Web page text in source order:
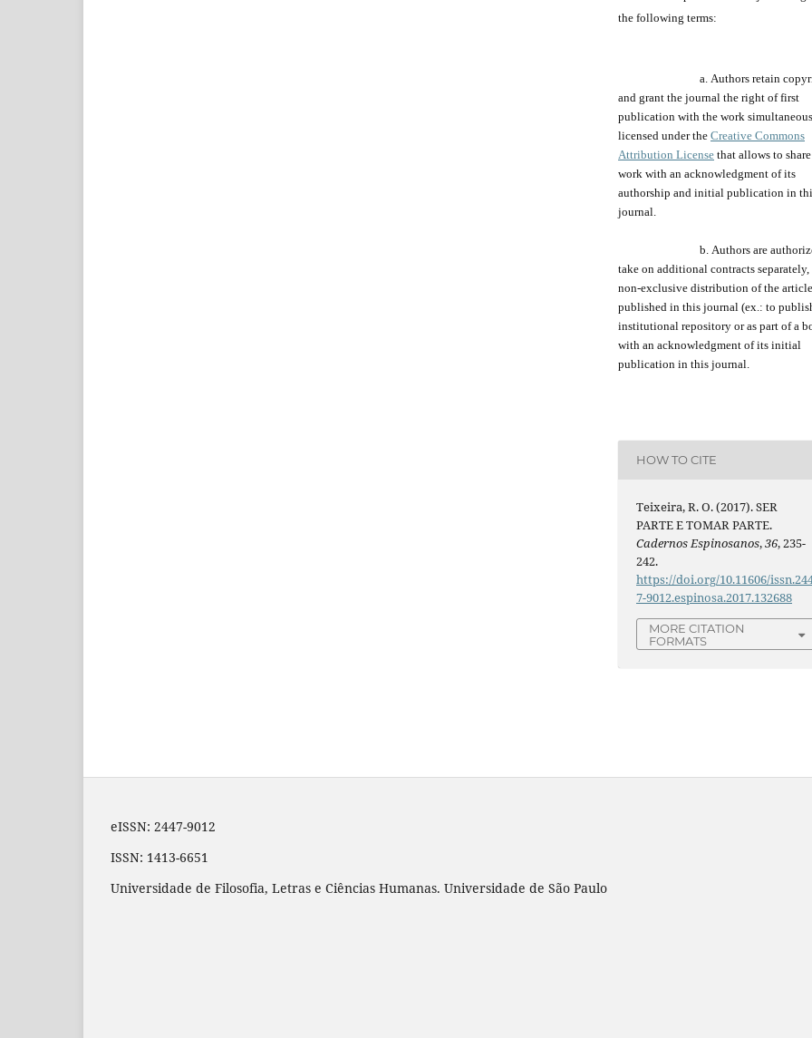
the following terms:
a. Authors retain
and grant the journal the right of first
publication with the work
licensed under the Creative Commons
Attribution License that allows to
work with an acknowledgment of its
authorship and initial publication in
journal.
b. Authors are a
take on additional contracts separately,
non-exclusive distribution of the article
published in this journal (ex.: to
institutional repository or as part ofa
with an acknowledgment of its initial
publication in this journal.
HOW TO CITE
Teixeira, R. O. (2017). SER
PARTE E TOMAR PARTE.
Cadernos Espinosanos,36, 235-
242.
https://doi.org/10.11606/
7-9012.espinosa.2017.132688
MORE CITATION
FORMATS
eISSN: 2447-9012
ISSN: 1413-6651
Universidade de Filosofia, Letras e Ciências Humanas. Universidade de São Paulo